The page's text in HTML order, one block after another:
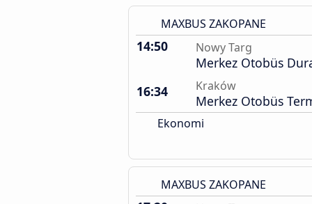
MAXBUS ZAKOPANE
14:50 Nowy Targ
Merkez Otobüs
16:34
Kraków
Merkez Otobüs
Ekonomi
MAXBUS ZAKOPANE